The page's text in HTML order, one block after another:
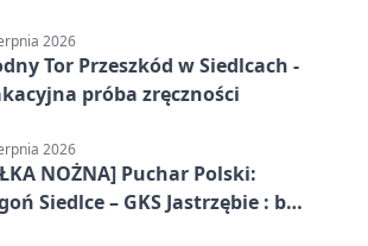
2026
Tor Przeszkód w Siedlcach -
próba zręczności
2026
NOŻNA] Puchar Polski:
Siedlce – GKS Jastrzębie : bez